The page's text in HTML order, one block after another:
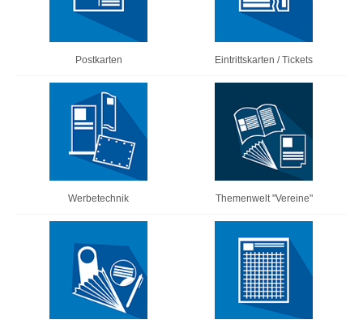
Postkarten Eintrittskarten / Tickets
Werbetechnik Themenwelt "Vereine"